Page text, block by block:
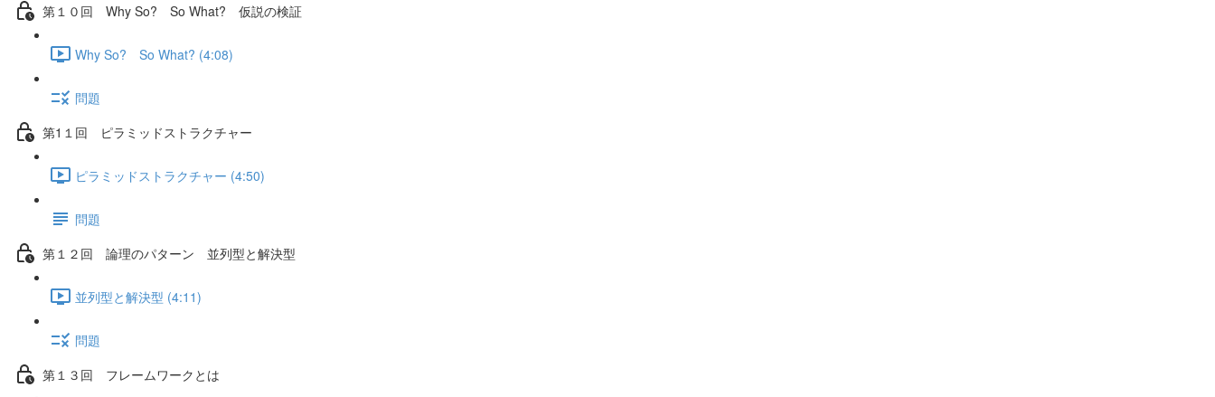
第１０回 Why So? So What? 仮説の検証
Why So? So What? (4:08)
問題
第1１回 ピラミッドストラクチャー
ピラミッドストラクチャー (4:50)
問題
第１２回 論理のパターン 並列型と解決型
並列型と解決型 (4:11)
問題
第１３回 フレームワークとは